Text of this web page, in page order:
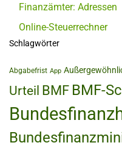
Finanzämter: Adressen
Online-Steuerrechner
Schlagwörter
Abgabefrist App
Urteil BMF BMF-